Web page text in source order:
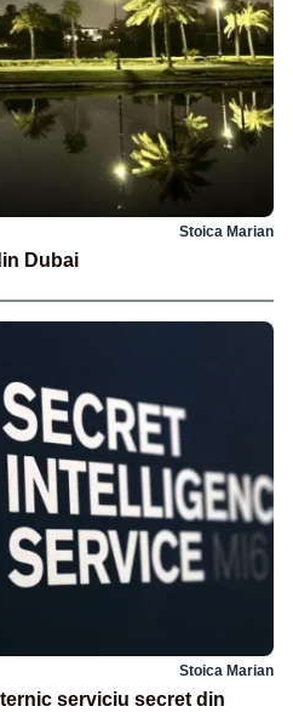
Stoica Marian
Dubai
Stoica Marian
serviciu secret din